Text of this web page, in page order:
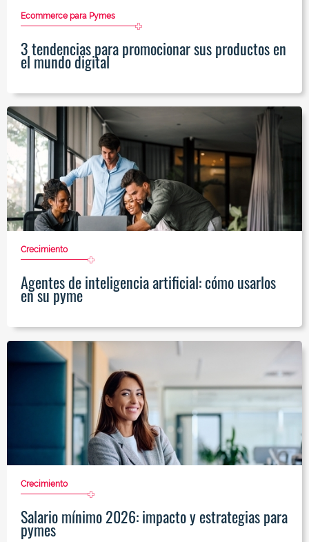
Ecommerce para Pymes
3 tendencias para promocionar sus productos en
el mundo digital
Crecimiento
Agentes de inteligencia artificial: cómo usarlos
en su pyme
Crecimiento
Salario mínimo 2026: impacto y estrategias para
pymes